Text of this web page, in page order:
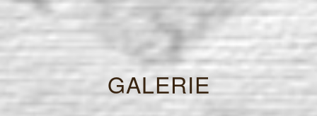
GALERIE